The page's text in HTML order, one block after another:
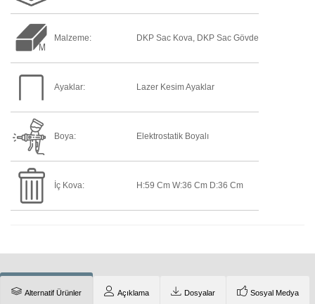
Malzeme: DKP Sac Kova, DKP Sac Gövde
Ayaklar: Lazer Kesim Ayaklar
Boya: Elektrostatik Boyalı
İç Kova: H:59 Cm W:36 Cm D:36 Cm
Alternatif Ürünler Açıklama Dosyalar Sosyal Medya